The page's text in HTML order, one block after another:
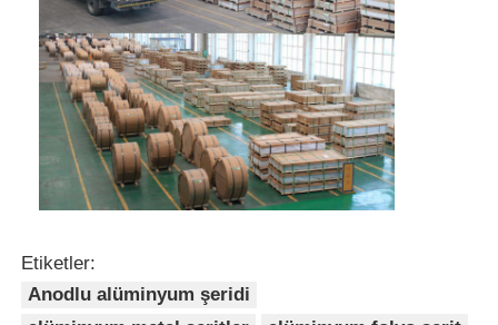
Etiketler:
Anodlu alüminyum şeridi